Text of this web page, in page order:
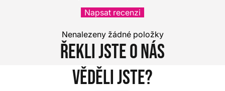
Napsat recenzi
Nenalezeny žádné položky
Řekli jste o nás
Věděli jste?